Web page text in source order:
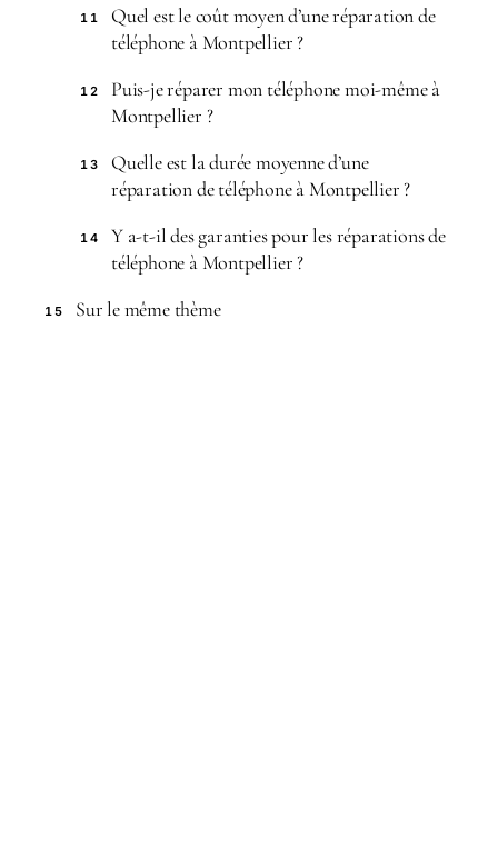
11
Quel est le coût moyen d’une réparation de
téléphone à Montpellier ?
12
Puis-je réparer mon téléphone moi-même à
Montpellier ?
13
Quelle est la durée moyenne d’une
réparation de téléphone à Montpellier ?
14
Y a-t-il des garanties pour les réparations de
téléphone à Montpellier ?
15 Sur le même thème